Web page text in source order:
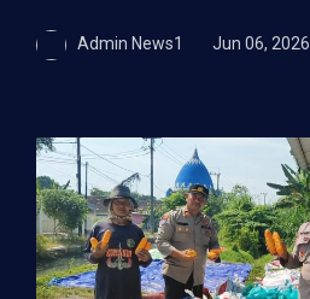
Admin News1 Jun 06, 2026